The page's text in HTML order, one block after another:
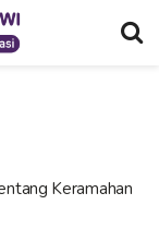
Keramahan